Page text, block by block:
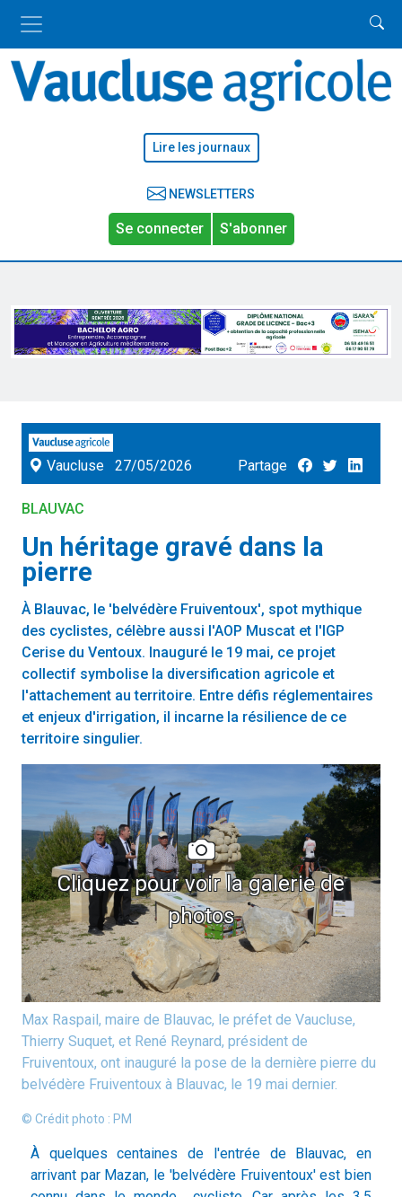
Lire les journaux
NEWSLETTERS
Se connecter S'abonner
Vaucluse 27/05/2026 Partage
BLAUVAC
Un héritage gravé dans la
pierre
À Blauvac, le 'belvédère Fruiventoux', spot mythique
des cyclistes, célèbre aussi l'AOP Muscat et l'IGP
Cerise du Ventoux. Inauguré le 19 mai, ce projet
collectif symbolise la diversification agricole et
l'attachement au territoire. Entre défis réglementaires
et enjeux d'irrigation, il incarne la résilience de ce
territoire singulier.
Cliquez pour voir la galerie de
photos
Max Raspail, maire de Blauvac, le préfet de Vaucluse,
Thierry Suquet, et René Reynard, président de
Fruiventoux, ont inauguré la pose de la dernière pierre du
belvédère Fruiventoux à Blauvac, le 19 mai dernier.
© Crédit photo : PM
À quelques centaines de l'entrée de Blauvac, en
arrivant par Mazan, le 'belvédère Fruiventoux' est bien